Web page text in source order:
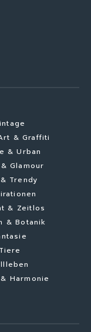
& Graffiti
& Urban
Glamour
Trendy
& Zeitlos
& Botanik
Tiere
Harmonie